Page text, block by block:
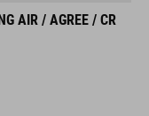
AIR / AGREE / CR